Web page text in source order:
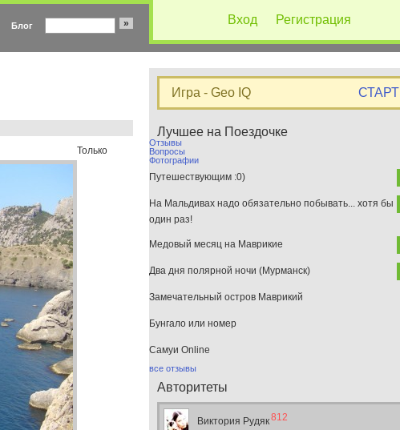
Вход Регистрация
Блог »
Только
Игра - Geo IQ СТАРТ
Лучшее на Поездочке
Отзывы
Вопросы
Фотографии
Путешествующим :0)
На Мальдивах надо обязательно побывать... хотя бы
один раз!
Медовый месяц на Маврикие
Два дня полярной ночи (Мурманск)
Замечательный остров Маврикий
Бунгало или номер
Самуи Online
все отзывы
Авторитеты
Виктория Рудяк812